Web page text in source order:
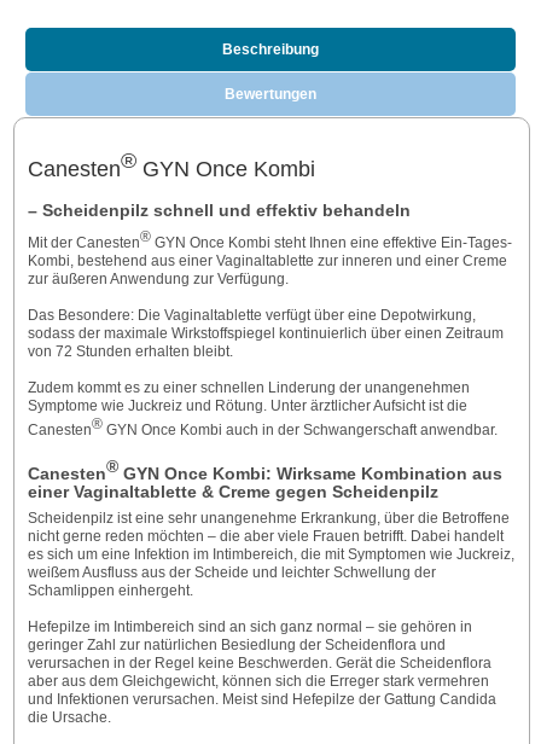
Beschreibung
Bewertungen
Canesten®GYN Once Kombi
– Scheidenpilz schnell und effektiv behandeln
Mit der Canesten®GYN Once Kombi steht Ihnen eine effektive Ein-Tages-
Kombi, bestehend aus einer Vaginaltablette zur inneren und einer Creme
zur äußeren Anwendung zur Verfügung.
Das Besondere: Die Vaginaltablette verfügt über eine Depotwirkung,
sodass der maximale Wirkstoffspiegel kontinuierlich über einen Zeitraum
von 72 Stunden erhalten bleibt.
Zudem kommt es zu einer schnellen Linderung der unangenehmen
Symptome wie Juckreiz und Rötung. Unter ärztlicher Aufsicht ist die
Canesten®GYN Once Kombi auch in der Schwangerschaft anwendbar.
Canesten®GYN Once Kombi: Wirksame Kombination aus
einer Vaginaltablette & Creme gegen Scheidenpilz
Scheidenpilz ist eine sehr unangenehme Erkrankung, über die Betroffene
nicht gerne reden möchten – die aber viele Frauen betrifft. Dabei handelt
es sich um eine Infektion im Intimbereich, die mit Symptomen wie Juckreiz,
weißem Ausfluss aus der Scheide und leichter Schwellung der
Schamlippen einhergeht.
Hefepilze im Intimbereich sind an sich ganz normal – sie gehören in
geringer Zahl zur natürlichen Besiedlung der Scheidenflora und
verursachen in der Regel keine Beschwerden. Gerät die Scheidenflora
aber aus dem Gleichgewicht, können sich die Erreger stark vermehren
und Infektionen verursachen. Meist sind Hefepilze der Gattung Candida
die Ursache.